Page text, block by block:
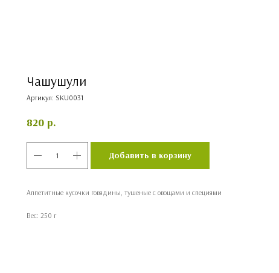
Чашушули
Артикул: SKU0031
820 р.
Добавить в корзину
Аппетитные кусочки говядины, тушеные с овощами и специями
Вес: 250 г